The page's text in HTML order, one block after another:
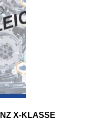
X-KLASSE